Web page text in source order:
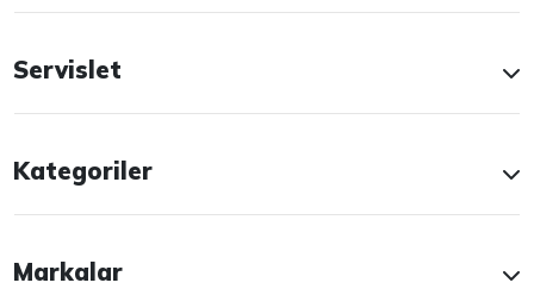
Servislet
Kategoriler
Markalar